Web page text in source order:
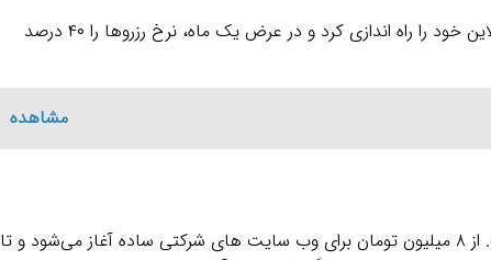
برای مثال، یک سالن زیبایی در ساری با استفاده از این فرآیند، سیستم نوبت‌ دهی آنلاین خود را راه‌ اندازی کرد و در عرض یک ماه، نرخ رزروها را ۴۰ درصد
مشاهده
قیمت‌ گذاری در رایا اپ بر پایه عدالت و تناسب با اقتصاد محلی ساری بنا شده است. از ۸ میلیون تومان برای وب‌ سایت‌ های شرکتی ساده آغاز می‌شود و تا